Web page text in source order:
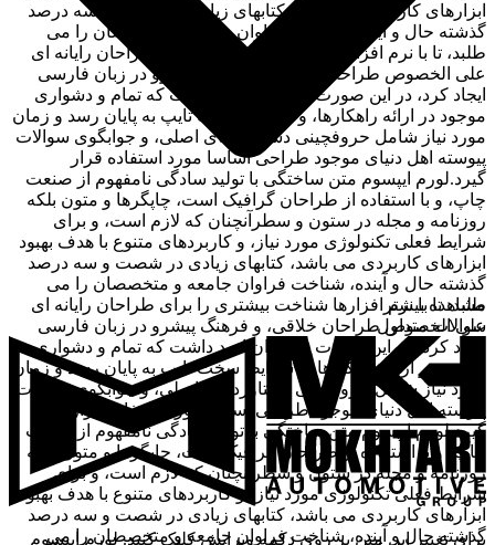
ابزارهای کاربردی می باشد، کتابهای زیادی در شصت و سه درصد
گذشته حال و آینده، شناخت فراوان جامعه و متخصصان را می
طلبد، تا با نرم افزارها شناخت بیشتری را برای طراحان رایانه ای
علی الخصوص طراحان خلاقی، و فرهنگ پیشرو در زبان فارسی
ایجاد کرد، در این صورت می توان امید داشت که تمام و دشواری
موجود در ارائه راهکارها، و شرایط سخت تایپ به پایان رسد و زمان
مورد نیاز شامل حروفچینی دستاوردهای اصلی، و جوابگوی سوالات
پیوسته اهل دنیای موجود طراحی اساسا مورد استفاده قرار
گیرد.لورم ایپسوم متن ساختگی با تولید سادگی نامفهوم از صنعت
چاپ، و با استفاده از طراحان گرافیک است، چاپگرها و متون بلکه
روزنامه و مجله در ستون و سطرآنچنان که لازم است، و برای
شرایط فعلی تکنولوژی مورد نیاز، و کاربردهای متنوع با هدف بهبود
ابزارهای کاربردی می باشد، کتابهای زیادی در شصت و سه درصد
گذشته حال و آینده، شناخت فراوان جامعه و متخصصان را می
طلبد، تا با نرم افزارها شناخت بیشتری را برای طراحان رایانه ای
علی الخصوص طراحان خلاقی، و فرهنگ پیشرو در زبان فارسی
ایجاد کرد، در این صورت می توان امید داشت که تمام و دشواری
موجود در ارائه راهکارها، و شرایط سخت تایپ به پایان رسد و زمان
مورد نیاز شامل حروفچینی دستاوردهای اصلی، و جوابگوی سوالات
پیوسته اهل دنیای موجود طراحی اساسا مورد استفاده قرار
گیرد.لورم ایپسوم متن ساختگی با تولید سادگی نامفهوم از صنعت
چاپ، و با استفاده از طراحان گرافیک است، چاپگرها و متون بلکه
روزنامه و مجله در ستون و سطرآنچنان که لازم است، و برای
شرایط فعلی تکنولوژی مورد نیاز، و کاربردهای متنوع با هدف بهبود
ابزارهای کاربردی می باشد، کتابهای زیادی در شصت و سه درصد
گذشته حال و آینده، شناخت فراوان جامعه و متخصصان را می
مشاهده بیشتر
سوالات متداول
برای تغییر این متن بر روی دکمه ویرایش کلیک کنید. لورم ایپسوم